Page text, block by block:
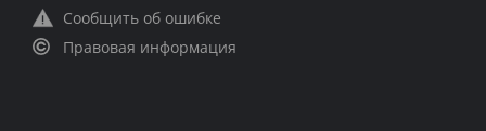
Сообщить об ошибке
Правовая информация